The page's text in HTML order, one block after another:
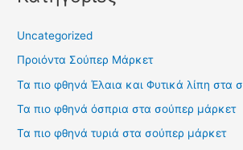
Uncategorized
Προιόντα Σούπερ Μάρκετ
Τα πιο φθηνά Έλαια και Φυτικά λίπη στα
Τα πιο φθηνά όσπρια στα σούπερ μάρκετ
Τα πιο φθηνά τυριά στα σούπερ μάρκετ